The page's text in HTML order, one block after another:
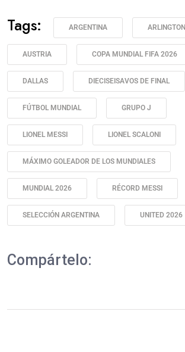
Tags: ARGENTINA ARLINGTON
AUSTRIA COPA MUNDIAL FIFA 2026
DALLAS DIECISEISAVOS DE FINAL
FÚTBOL MUNDIAL GRUPO J
LIONEL MESSI LIONEL SCALONI
MÁXIMO GOLEADOR DE LOS MUNDIALES
MUNDIAL 2026 RÉCORD MESSI
SELECCIÓN ARGENTINA UNITED 2026
Compártelo: